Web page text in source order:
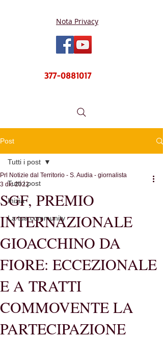
Nota Privacy
377-0881017
Post
Tutti i post
Inizia
La tua community
Tutti i post
SGF, PREMIO
INTERNAZIONALE
GIOACCHINO DA
FIORE: ECCEZIONALE
E A TRATTI
COMMOVENTE LA
PARTECIPAZIONE
Prl Notizie dal Territorio - S. Audia - giornalista
3 dic 2022